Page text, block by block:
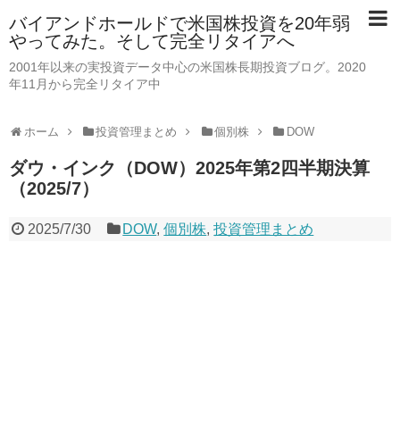
バイアンドホールドで米国株投資を20年弱
やってみた。そして完全リタイアへ
2001年以来の実投資データ中心の米国株長期投資ブログ。2020
年11月から完全リタイア中
ホーム 投資管理まとめ 個別株 DOW
ダウ・インク（DOW）2025年第2四半期決算
（2025/7）
2025/7/30 DOW,個別株,投資管理まとめ